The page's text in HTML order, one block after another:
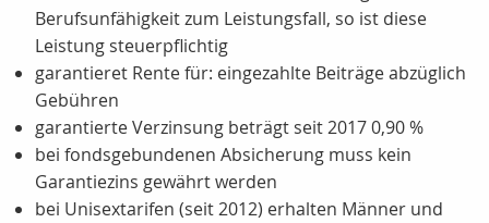
Berufsunfähigkeit zum Leistungsfall, so ist diese
Leistung steuerpflichtig
garantieret Rente für: eingezahlte Beiträge abzüglich
Gebühren
garantierte Verzinsung beträgt seit 2017 0,90 %
bei fondsgebundenen Absicherung muss kein
Garantiezins gewährt werden
bei Unisextarifen (seit 2012) erhalten Männer und